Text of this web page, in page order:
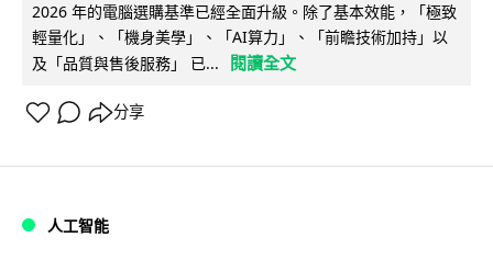
2026 年的電腦選購基準已經全面升級。除了基本效能，「極致
輕量化」、「機身美學」、「AI算力」、「前瞻技術加持」以
及「品質與售後服務」 已...
閱讀全文
分享
人工智能